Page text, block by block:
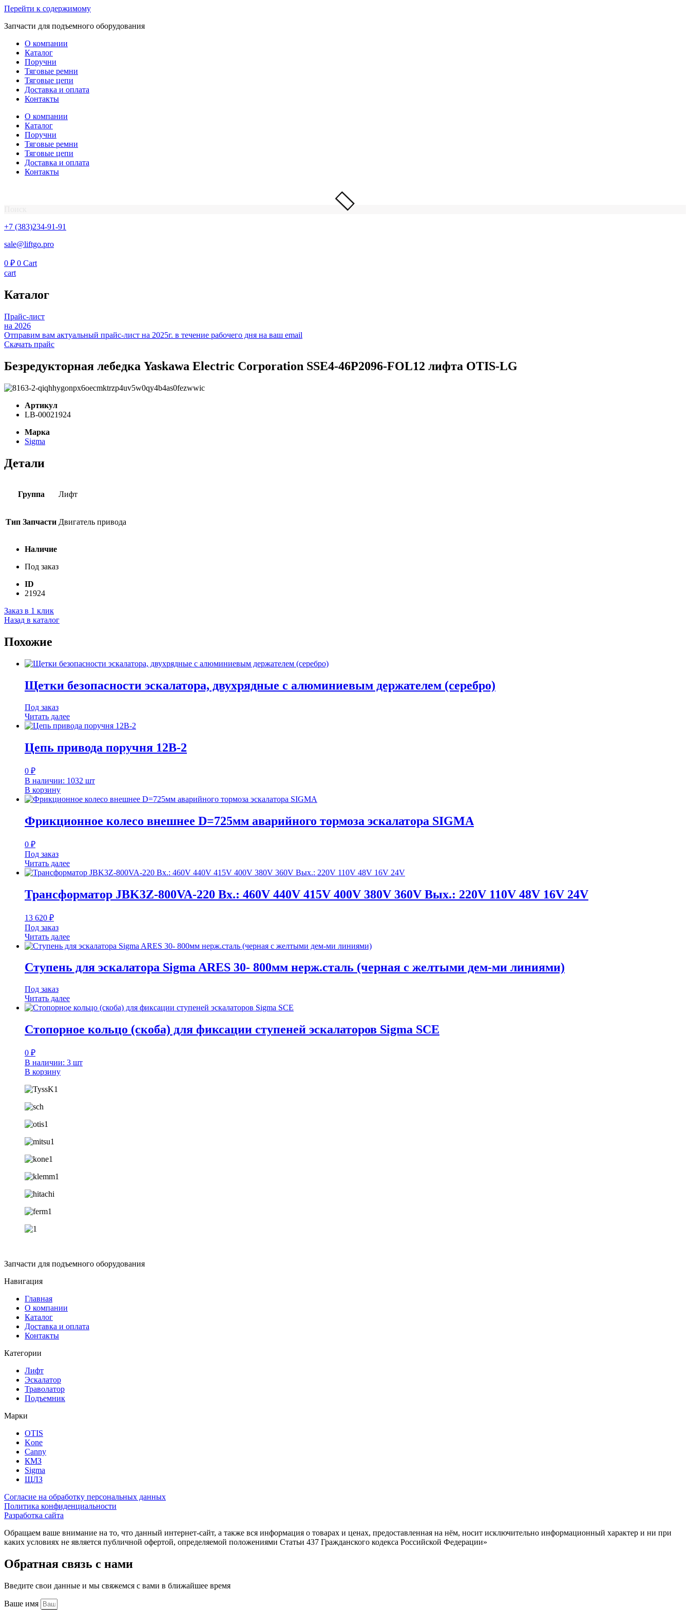
Перейти к содержимому
Запчасти для подъемного оборудования
О компании
Каталог
Поручни
Тяговые ремни
Тяговые цепи
Доставка и оплата
Контакты
О компании
Каталог
Поручни
Тяговые ремни
Тяговые цепи
Доставка и оплата
Контакты
+7 (383)234-91-91
sale@liftgo.pro
0 ₽ 0 Cart
cart
Каталог
Прайс-лист
на 2026
Отправим вам актуальный прайс-лист на 2025г. в течение рабочего дня на ваш email
Скачать прайс
Безредукторная лебедка Yaskawa Electric Corporation SSE4-46P2096-FOL12 лифта OTIS-LG
Артикул
LB-00021924
Марка
Sigma
Детали
Группа Лифт
Тип Запчасти Двигатель привода
Наличие
Под заказ
ID
21924
Заказ в 1 клик
Назад в каталог
Похожие
Щетки безопасности эскалатора, двухрядные с алюминиевым держателем (серебро)
Под заказ
Читать далее
Цепь привода поручня 12B-2
0 ₽
В наличии: 1032 шт
В корзину
Фрикционное колесо внешнее D=725мм аварийного тормоза эскалатора SIGMA
0 ₽
Под заказ
Читать далее
Трансформатор JBK3Z-800VA-220 Вх.: 460V 440V 415V 400V 380V 360V Вых.: 220V 110V 48V 16V 24V
13 620 ₽
Под заказ
Читать далее
Ступень для эскалатора Sigma ARES 30- 800мм нерж.сталь (черная с желтыми дем-ми линиями)
Под заказ
Читать далее
Стопорное кольцо (скоба) для фиксации ступеней эскалаторов Sigma SCE
0 ₽
В наличии: 3 шт
В корзину
Запчасти для подъемного оборудования
Навигация
Главная
О компании
Каталог
Доставка и оплата
Контакты
Категории
Лифт
Эскалатор
Траволатор
Подъемник
Марки
OTIS
Kone
Canny
КМЗ
Sigma
ЩЛЗ
Согласие на обработку персональных данных
Политика конфиденциальности
Разработка сайта
Обращаем ваше внимание на то, что данный интернет-сайт, а также вся информация о товарах и ценах, предоставленная на нём, носит исключительно информационный характер и ни при
каких условиях не является публичной офертой, определяемой положениями Статьи 437 Гражданского кодекса Российской Федерации»
Обратная связь с нами
Введите свои данные и мы свяжемся с вами в ближайшее время
Ваше имя